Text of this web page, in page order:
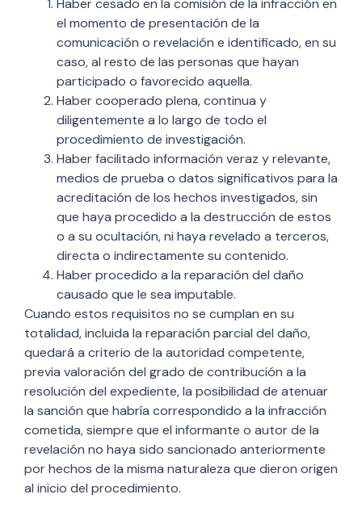
Haber cesado en la comisión de la infracción en
el momento de presentación de la
comunicación o revelación e identificado, en su
caso, al resto de las personas que hayan
participado o favorecido aquella.
Haber cooperado plena, continua y
diligentemente a lo largo de todo el
procedimiento de investigación.
Haber facilitado información veraz y relevante,
medios de prueba o datos significativos para la
acreditación de los hechos investigados, sin
que haya procedido a la destrucción de estos
o a su ocultación, ni haya revelado a terceros,
directa o indirectamente su contenido.
Haber procedido a la reparación del daño
causado que le sea imputable.
Cuando estos requisitos no se cumplan en su
totalidad, incluida la reparación parcial del daño,
quedará a criterio de la autoridad competente,
previa valoración del grado de contribución a la
resolución del expediente, la posibilidad de atenuar
la sanción que habría correspondido a la infracción
cometida, siempre que el informante o autor de la
revelación no haya sido sancionado anteriormente
por hechos de la misma naturaleza que dieron origen
al inicio del procedimiento.